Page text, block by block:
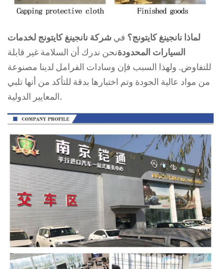
لماذا نانجينغ كايتونج؟ في شركة نانجينغ كايتونج لخدمات
السيارات المحدودةنحن ندرك أن السلامة غير قابلة
للتفاوض. ولهذا السبب فإن وسادات الفرامل لدينا مصنوعة
من مواد عالية الجودة وتم اختبارها بدقة للتأكد من أنها تلبي
المعايير الدولية.